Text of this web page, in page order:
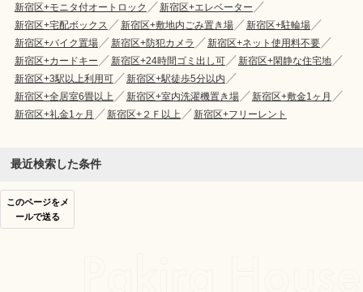
新宿区+モニタ付オートロック
新宿区+エレベーター
新宿区+宅配ボックス
新宿区+敷地内ごみ置き場
新宿区+駐輪場
新宿区+バイク置場
新宿区+防犯カメラ
新宿区+ネット使用料不要
新宿区+カードキー
新宿区+24時間ゴミ出し可
新宿区+閑静な住宅地
新宿区+3駅以上利用可
新宿区+駅徒歩5分以内
新宿区+全居室6畳以上
新宿区+室内洗濯機置き場
新宿区+敷金1ヶ月
新宿区+礼金1ヶ月
新宿区+２Ｆ以上 新宿区+フリーレント
最近検索した条件
このページをメ
ールで送る